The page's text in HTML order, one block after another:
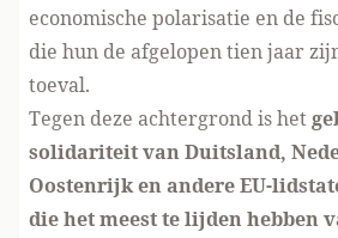
economische polarisatie en de
die hun de afgelopen tien jaar
toeval.
Tegen deze achtergrond is het
solidariteit van Duitsland,
Oostenrijk en andere EU-
die het meest te lijden hebben